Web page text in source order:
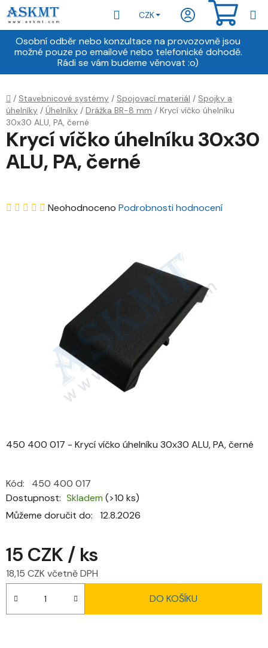
Přejít
na
obsah
Osobní odběr nebo konzultace na provozovně jsou
možné pouze po emailové nebo telefonické dohodě.
Rádi se vám budeme věnovat :o)
Hledat
CZK
Domů
/ Stavebnicové systémy / Spojovací materiál / Spojky a
úhelníky / Úhelníky / Drážka BR-8 mm / Krycí víčko úhelníku
30x30 ALU, PA, černé
450 400 017 - Krycí víčko úhelníku 30x30 ALU, PA, černé
Dostupnost Skladem (>10 ks)
Můžeme doručit do:
12.8.2026
Kód: 450 400 017
15 CZK / ks
18,15 CZK včetně DPH
DO KOŠÍKU
Krycí víčko úhelníku 30x30
ALU, PA, černé
Průměrné
hvězdiček.
Neohodnoceno Podrobnosti hodnocení